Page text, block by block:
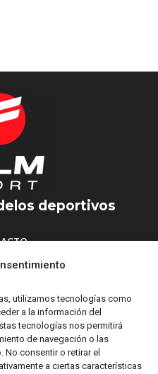
utilizamos tecnologías como
a la información del
tecnologías nos permitirá
de navegación o las
consentir o retirar el
a ciertas características
deportivos
51 baixos